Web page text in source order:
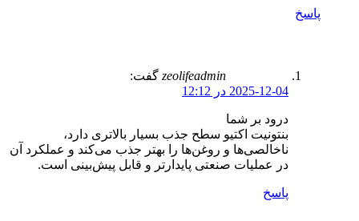
پاسخ
zeolifeadmin گفت:
2025-12-04 در 12:12
درود بر شما
بنتونیت اکتیو سطح جذب بسیار بالاتری دارد،
ناخالصی‌ها و روغن‌ها را بهتر جذب می‌کند و عملکرد آن
در عملیات صنعتی پایدارتر و قابل پیش‌بینی است.
پاسخ